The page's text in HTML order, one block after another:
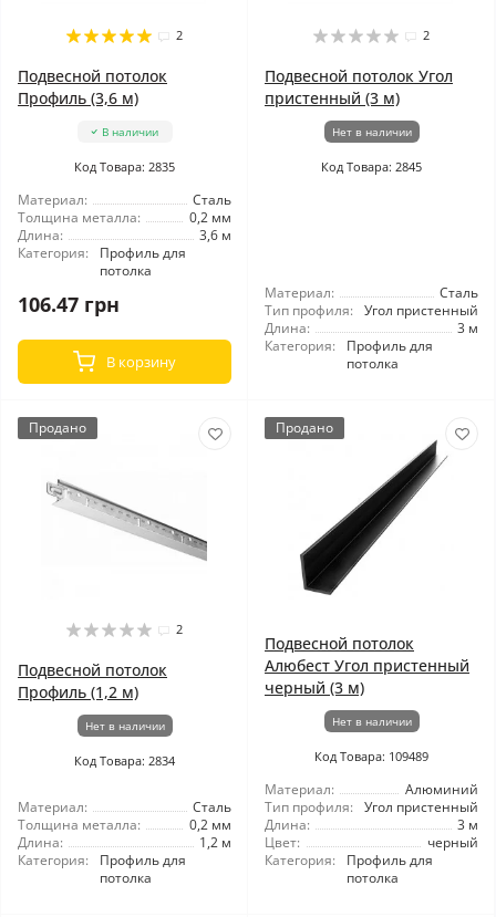
2
Подвесной потолок
Профиль (3,6 м)
В наличии
Код Товара: 2835
Материал:
Сталь
Толщина металла:
0,2 мм
Длина:
3,6 м
Категория:
Профиль для
потолка
106.47 грн
В корзину
2
Подвесной потолок Угол
пристенный (3 м)
Нет в наличии
Код Товара: 2845
Материал:
Сталь
Тип профиля:
Угол пристенный
Длина:
3 м
Категория:
Профиль для
потолка
Продано
2
Подвесной потолок
Профиль (1,2 м)
Нет в наличии
Код Товара: 2834
Материал:
Сталь
Толщина металла:
0,2 мм
Длина:
1,2 м
Категория:
Профиль для
потолка
Продано
Подвесной потолок
Алюбест Угол пристенный
черный (3 м)
Нет в наличии
Код Товара: 109489
Материал:
Алюминий
Тип профиля:
Угол пристенный
Длина:
3 м
Цвет:
черный
Категория:
Профиль для
потолка